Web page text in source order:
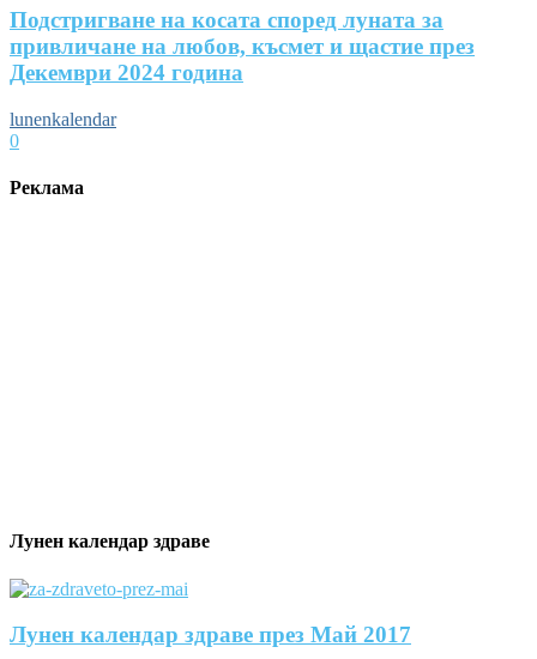
Подстригване на косата според луната за
привличане на любов, късмет и щастие през
Декември 2024 година
lunenkalendar
0
Реклама
Лунен календар здраве
Лунен календар здраве през Май 2017